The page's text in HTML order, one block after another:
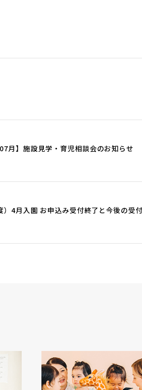
月】施設見学・育児相談会のお知らせ
4月入園 お申込み受付終了と今後の受